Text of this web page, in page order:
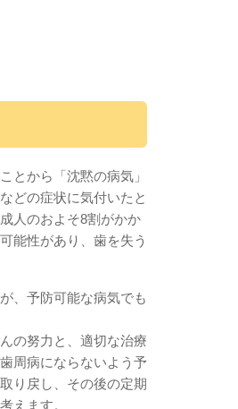
とから「沈黙の病気」
どの症状に気付いたと
人のおよそ8割がかか
能性があり、歯を失う
、予防可能な病気でも
の努力と、適切な治療
周病にならないよう予
り戻し、その後の定期
えます。